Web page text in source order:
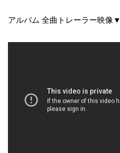
アルバム 全曲トレーラー映像▼